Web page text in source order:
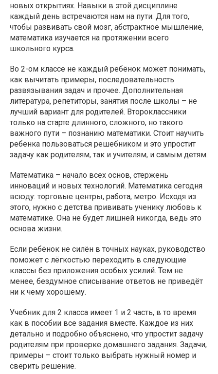
новых открытиях. Навыки в этой дисциплине
каждый день встречаются нам на пути. Для того,
чтобы развивать свой мозг, абстрактное мышление,
математика изучается на протяжении всего
школьного курса.
Во 2-ом классе не каждый ребёнок может понимать,
как вычитать примеры, последовательность
развязывания задач и прочее. Дополнительная
литература, репетиторы, занятия после школы – не
лучший вариант для родителей. Второклассники
только на старте длинного, сложного, но такого
важного пути – познанию математики. Стоит научить
ребёнка пользоваться решебником и это упростит
задачу как родителям, так и учителям, и самым детям.
Математика – начало всех основ, стержень
инноваций и новых технологий. Математика сегодня
всюду: торговые центры, работа, метро. Исходя из
этого, нужно с детства прививать ученику любовь к
математике. Она не будет лишней никогда, ведь это
основа жизни.
Если ребёнок не силён в точных науках, руководство
поможет с лёгкостью переходить в следующие
классы без приложения особых усилий. Тем не
менее, бездумное списывание ответов не приведёт
ни к чему хорошему.
Учебник для 2 класса имеет 1 и 2 часть, в то время
как в пособии все задания вместе. Каждое из них
детально и подробно объяснено, что упростит задачу
родителям при проверке домашнего задания. Задачи,
примеры – стоит только выбрать нужный номер и
сверить решение.